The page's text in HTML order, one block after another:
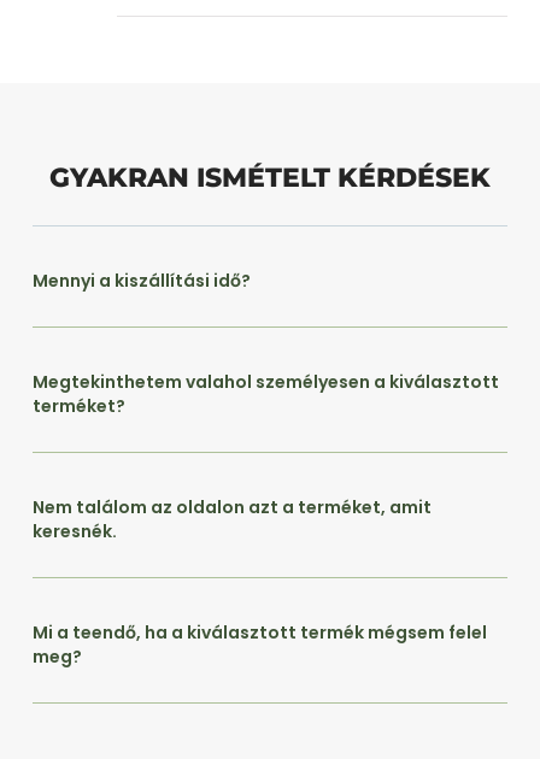
GYAKRAN ISMÉTELT KÉRDÉSEK
Mennyi a kiszállítási idő?
Megtekinthetem valahol személyesen a kiválasztott
terméket?
Nem találom az oldalon azt a terméket, amit
keresnék.
Mi a teendő, ha a kiválasztott termék mégsem felel
meg?